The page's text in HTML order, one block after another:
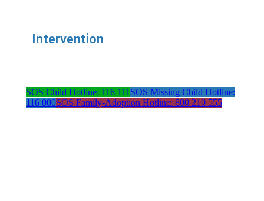
Intervention
SOS Child Hotline: 116 111SOS Missing Child Hotline:
116 000SOS Family-Adoption Hotline: 800 210 555